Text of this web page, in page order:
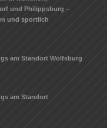
und Philippsburg –
und sportlich
am Standort Wolfsburg
am Standort